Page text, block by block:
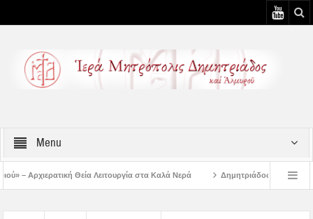
Menu
στα Καλά Νερά Δημητριάδος Ιγνάτιος: «Ο Ναός είναι ο τόπος